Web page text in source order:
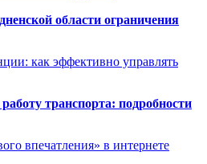
области ограничения
как эффективно управлять
транспорта: подробности
впечатления» в интернете